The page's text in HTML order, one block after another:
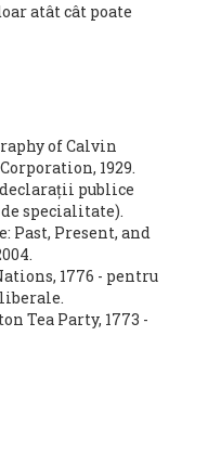
atât cât poate
of Calvin
1929.
publice
specialitate).
Past, Present, and
1776 - pentru
Tea Party, 1773 -